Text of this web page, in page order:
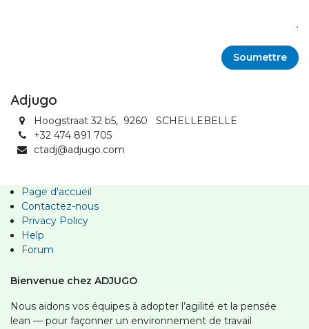
Soumettre
Adjugo
Hoogstraat 32 b5, 9260 SCHELLEBELLE
+32 474 891 705
ctadj@adjugo.com
Page d'accueil
Contactez-nous
Privacy Policy
Help
Forum
Bienvenue chez ADJUGO
Nous aidons vos équipes à adopter l’agilité et la pensée
lean — pour façonner un environnement de travail